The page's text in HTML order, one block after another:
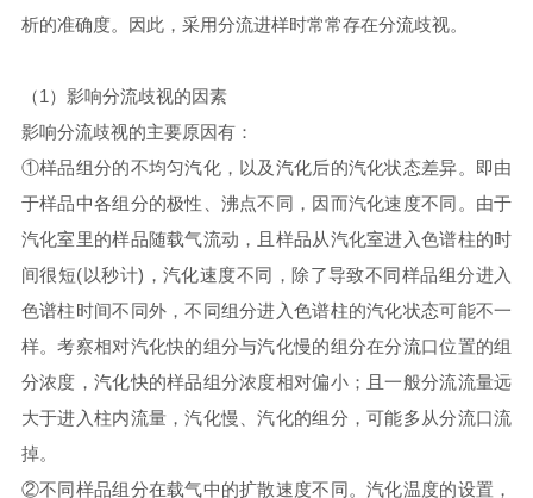
析的准确度。因此，采用分流进样时常常存在分流歧视。
（1）影响分流歧视的因素
影响分流歧视的主要原因有：
①样品组分的不均匀汽化，以及汽化后的汽化状态差异。即由
于样品中各组分的极性、沸点不同，因而汽化速度不同。由于
汽化室里的样品随载气流动，且样品从汽化室进入色谱柱的时
间很短(以秒计)，汽化速度不同，除了导致不同样品组分进入
色谱柱时间不同外，不同组分进入色谱柱的汽化状态可能不一
样。考察相对汽化快的组分与汽化慢的组分在分流口位置的组
分浓度，汽化快的样品组分浓度相对偏小；且一般分流流量远
大于进入柱内流量，汽化慢、汽化的组分，可能多从分流口流
掉。
②不同样品组分在载气中的扩散速度不同。汽化温度的设置，